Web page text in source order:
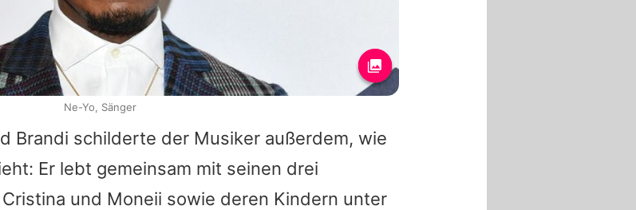
Brandi schilderte der Musiker außerdem, wie
Er lebt gemeinsam mit seinen drei
und Moneii sowie deren Kindern unter
Ne-Yo, Sänger